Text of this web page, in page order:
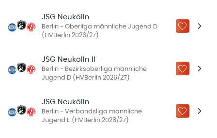
JSG Neukölln
Berlin - Oberliga männliche Jugend D
(HVBerlin 2026/27)
ZU „MEINE
JSG Neukölln II
Berlin - Bezirksoberliga männliche
Jugend D (HVBerlin 2026/27)
ZU „MEINE
JSG Neukölln
Berlin - Verbandsliga männliche
Jugend E (HVBerlin 2026/27)
ZU „MEINE